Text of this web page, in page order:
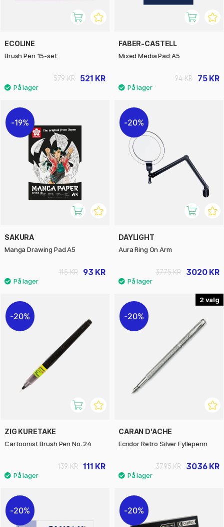
ECOLINE
Brush Pen 15-set
521 KR
579 KR
FABER-CASTELL
Mixed Media Pad A5
75 KR
94 KR
19%
SAKURA
Manga Drawing Pad A5
93 KR
115 KR
20%
DAYLIGHT
Aura Ring On Arm
3020 KR
3775 KR
20%
ZIG KURETAKE
Cartoonist Brush Pen No. 24
111 KR
139 KR
2
20%
CARAN D'ACHE
Ecridor Retro Silver Fyllepenn
3036 KR
3795 KR
20% 20%